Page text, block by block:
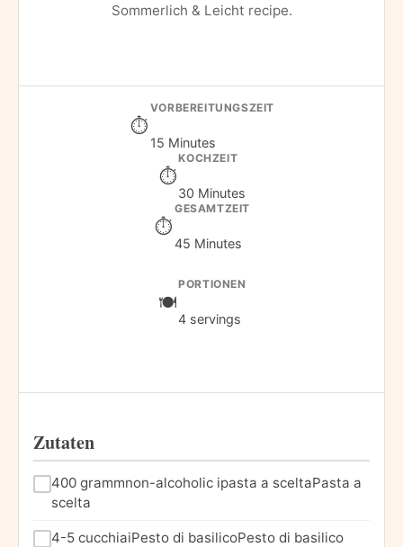
Sommerlich & Leicht recipe.
VORBEREITUNGSZEIT
15 Minutes
KOCHZEIT
30 Minutes
GESAMTZEIT
45 Minutes
PORTIONEN
4 servings
Zutaten
400 grammnon-alcoholic ipasta a sceltaPasta a
scelta
4-5 cucchiaiPesto di basilicoPesto di basilico